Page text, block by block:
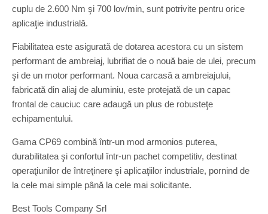
cuplu de 2.600 Nm şi 700 lov/min, sunt potrivite pentru orice
aplicaţie industrială.
Fiabilitatea este asigurată de dotarea acestora cu un sistem
performant de ambreiaj, lubrifiat de o nouă baie de ulei, precum
şi de un motor performant. Noua carcasă a ambreiajului,
fabricată din aliaj de aluminiu, este protejată de un capac
frontal de cauciuc care adaugă un plus de robusteţe
echipamentului.
Gama CP69 combină într-un mod armonios puterea,
durabilitatea şi confortul într-un pachet competitiv, destinat
operaţiunilor de întreţinere şi aplicaţiilor industriale, pornind de
la cele mai simple până la cele mai solicitante.
Best Tools Company Srl